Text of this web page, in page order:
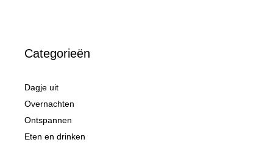
Categorieën
Dagje uit
Overnachten
Ontspannen
Eten en drinken